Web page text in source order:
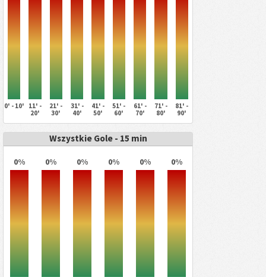
0' - 10'
11' -
20'
21' -
30'
31' -
40'
41' -
50'
51' -
60'
61' -
70'
71' -
80'
81' -
90'
Wszystkie Gole - 15 min
0% 0% 0% 0% 0% 0%